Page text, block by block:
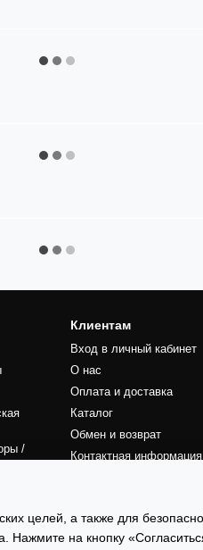
/
Клиентам
Вход в личный кабинет
О нас
Оплата и доставка
Каталог
Обмен и возврат
Контактная информация
Сертификаты
целей, а также для
Нажмите на кнопку